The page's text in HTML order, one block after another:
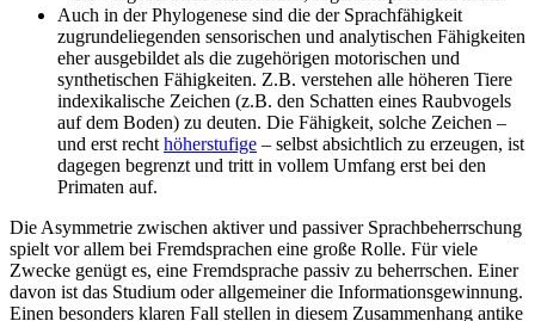
Auch in der Phylogenese sind die der Sprachfähigkeit
zugrundeliegenden sensorischen und analytischen Fähigkeiten
eher ausgebildet als die zugehörigen motorischen und
synthetischen Fähigkeiten. Z.B. verstehen alle höheren Tiere
indexikalische Zeichen (z.B. den Schatten eines Raubvogels
auf dem Boden) zu deuten. Die Fähigkeit, solche Zeichen –
und erst recht höherstufige – selbst absichtlich zu erzeugen, ist
dagegen begrenzt und tritt in vollem Umfang erst bei den
Primaten auf.
Die Asymmetrie zwischen aktiver und passiver Sprachbeherrschung
spielt vor allem bei Fremdsprachen eine große Rolle. Für viele
Zwecke genügt es, eine Fremdsprache passiv zu beherrschen. Einer
davon ist das Studium oder allgemeiner die Informationsgewinnung.
Einen besonders klaren Fall stellen in diesem Zusammenhang antike